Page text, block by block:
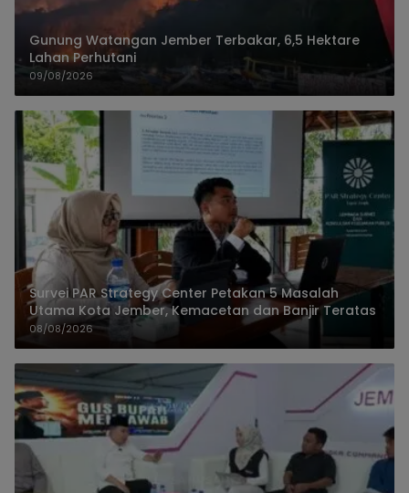
Gunung Watangan Jember Terbakar, 6,5 Hektare
Lahan Perhutani
09/08/2026
Survei PAR Strategy Center Petakan 5 Masalah
Utama Kota Jember, Kemacetan dan Banjir Teratas
08/08/2026